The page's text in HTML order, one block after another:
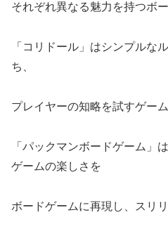
それぞれ異なる魅力を持つボ
「コリドール」はシンプルな
ち、
プレイヤーの知略を試すゲー
「パックマンボードゲーム」
ゲームの楽しさを
ボードゲームに再現し、スリ